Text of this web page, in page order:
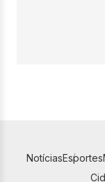
NotíciasEsportes